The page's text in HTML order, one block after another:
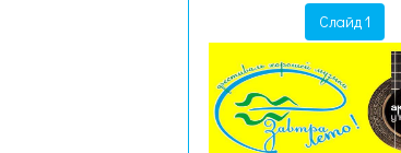
Слайд 1